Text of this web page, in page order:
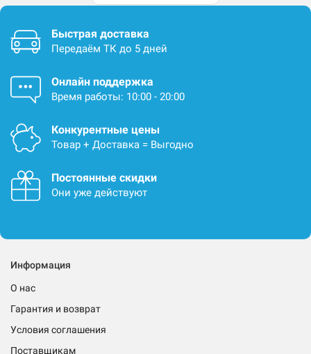
Быстрая доставка
Передаём ТК до 5 дней
Онлайн поддержка
Время работы: 10:00 - 20:00
Конкурентные цены
Товар + Доставка = Выгодно
Постоянные скидки
Они уже действуют
Информация
О нас
Гарантия и возврат
Условия соглашения
Поставщикам